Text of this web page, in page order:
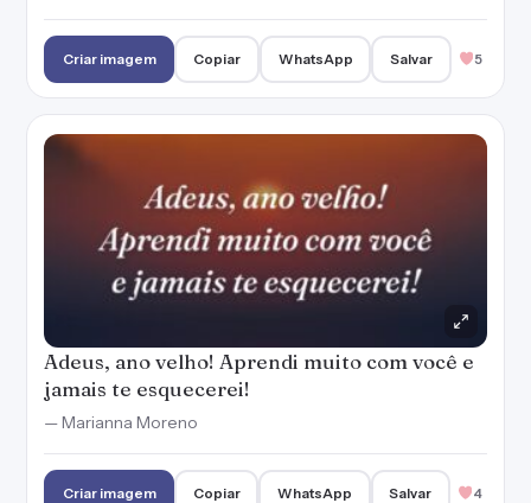
Criar imagem Copiar WhatsApp Salvar 5
Adeus, ano velho! Aprendi muito com você e
jamais te esquecerei!
— Marianna Moreno
Criar imagem Copiar WhatsApp Salvar 4